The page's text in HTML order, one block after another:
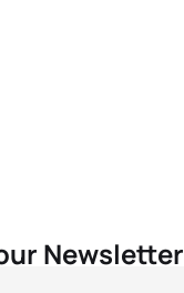
Newsletter